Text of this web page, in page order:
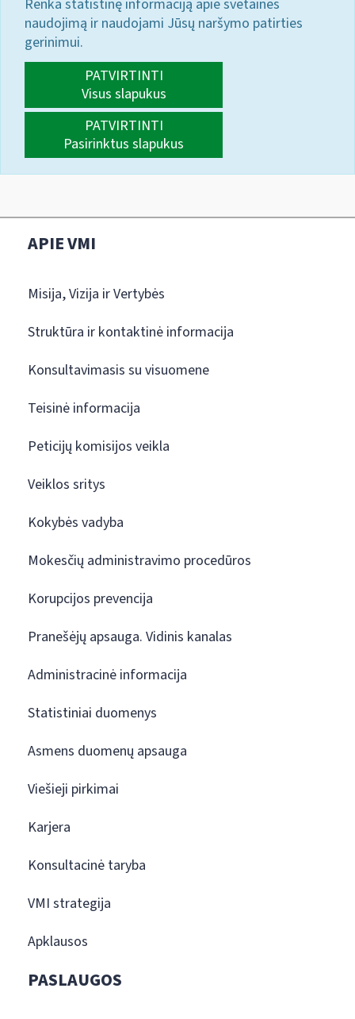
Renka statistinę informaciją apie svetainės
naudojimą ir naudojami Jūsų naršymo patirties
gerinimui.
PATVIRTINTI
Visus slapukus
PATVIRTINTI
Pasirinktus slapukus
APIE VMI
Misija, Vizija ir Vertybės
Struktūra ir kontaktinė informacija
Konsultavimasis su visuomene
Teisinė informacija
Peticijų komisijos veikla
Veiklos sritys
Kokybės vadyba
Mokesčių administravimo procedūros
Korupcijos prevencija
Pranešėjų apsauga. Vidinis kanalas
Administracinė informacija
Statistiniai duomenys
Asmens duomenų apsauga
Viešieji pirkimai
Karjera
Konsultacinė taryba
VMI strategija
Apklausos
PASLAUGOS